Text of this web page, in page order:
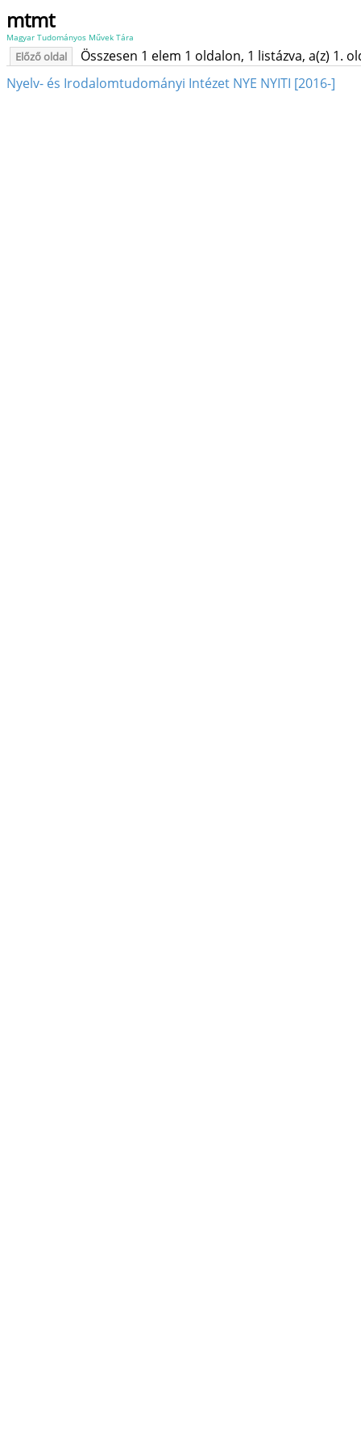
mtmt
Magyar Tudományos Művek Tára
Előző oldal
Összesen 1 elem 1 oldalon, 1 listázva, a(z) 1.
Nyelv- és Irodalomtudományi Intézet NYE NYITI [2016-]